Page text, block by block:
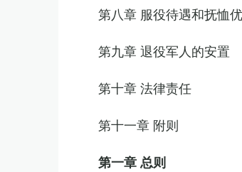
第八章 服役待遇和抚恤
第九章 退役军人的安置
第十章 法律责任
第十一章 附则
第一章 总则